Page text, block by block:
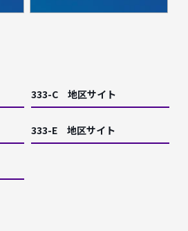
333-C 地区サイト
333-E 地区サイト